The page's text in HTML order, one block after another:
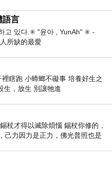
語言
고 있다.✳️ "윤아 , YunAh" ✳️ -
所缺的最愛
瞎跑 小蟑螂不礙事 培養好生之
生，放生 別讓牠進
杖才得以滅除煩惱 錫杖你修的，
己力因力是正力，佛光普照也是